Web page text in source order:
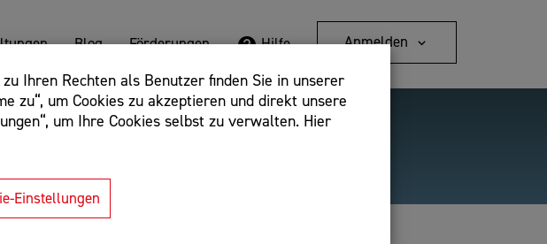
Ihren Rechten als Benutzer finden Sie in unserer
zu“, um Cookies zu akzeptieren und direkt unsere
um Ihre Cookies selbst zu verwalten. Hier
Einstellungen
Blog Förderungen Hilfe Anmelden
ausschließen: -webshop,
Detailsuche